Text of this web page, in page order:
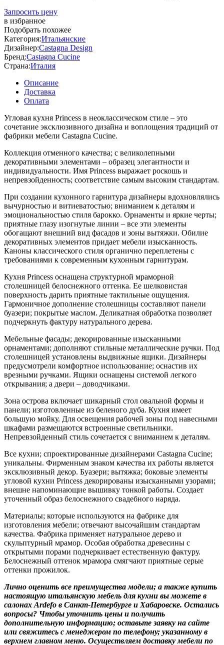
Запросить цену
в избранное
Подобрать похожее
Категория:Итальянские
Дизайнер:Castagna Design
Бренд:Castagna Cucine
Страна:Италия
Описание
Доставка
Оплата
Угловая кухня Princess в неоклассическом стиле – это
сочетание эксклюзивного дизайна и воплощения традиций от
фабрики мебели Castagna Cucine.
Коллекция отменного качества; с великолепными
декоративными элементами – образец элегантности и
индивидуальности. Имя Princess выражает роскошь и
непревзойденность; соответствие самым высоким стандартам.
При создании кухонного гарнитура дизайнеры вдохновлялись
вычурностью и витиеватостью; вниманием к деталям и
эмоциональностью стиля барокко. Орнаменты и яркие черты;
приятные глазу изогнутые линии – все эти элементы
обогащают внешний вид фасадов и зоны вытяжки. Обилие
декоративных элементов придает мебели изысканность.
Каноны классического стиля органично переплетены с
требованиями к современным кухонным гарнитурам.
Кухня Princess оснащена структурной мраморной
столешницей белоснежного оттенка. Ее шелковистая
поверхность дарить приятные тактильные ощущения.
Гармоничное дополнение столешницы составляют панели
буазери; покрытые маслом. Деликатная обработка позволяет
подчеркнуть фактуру натурального дерева.
Мебельные фасады; декорированные изысканными
орнаментами; дополняют стильные металлические ручки. Под
столешницей установлены выдвижные ящики. Дизайнеры
предусмотрели комфортное использование; оснастив их
врезными ручками. Ящики оснащены системой легкого
открывания; а двери – доводчиками.
Зона острова включает шикарный стол овальной формы и
панели; изготовленные из беленого дуба. Кухня имеет
большую мойку. Для освещения рабочей зоны под навесными
шкафами размещаются встроенные светильники.
Непревзойденный стиль сочетается с вниманием к деталям.
Все кухни; спроектированные дизайнерами Castagna Cucine;
уникальны. Фирменным знаком качества их работы является
эксклюзивный декор. Буазери; вытяжка; боковые элементы
угловой кухни Princess декорированы изысканными узорами;
внешне напоминающие вышивку тонкой работы. Создает
уточенный образ белоснежного свадебного наряда.
Материалы; которые используются на фабрике для
изготовления мебели; отвечают высочайшим стандартам
качества. Фабрика применяет натуральное дерево и
скульптурный мрамор. Особая обработка древесины с
открытыми порами подчеркивает естественную фактуру.
Белоснежный оттенок мрамора смягчают приятные серые
оттенки прожилок.
Лично оценить все преимущества модели; а также купить
настоящую итальянскую мебель для кухни вы можете в
салонах Ardefo в Санкт-Петербурге и Хабаровске. Остались
вопросы? Чтобы уточнить цены и получить
дополнительную информацию; оставьте заявку на сайте
или свяжитесь с менеджером по телефону; указанному в
верхнем главном меню. Осуществляем доставку мебели по